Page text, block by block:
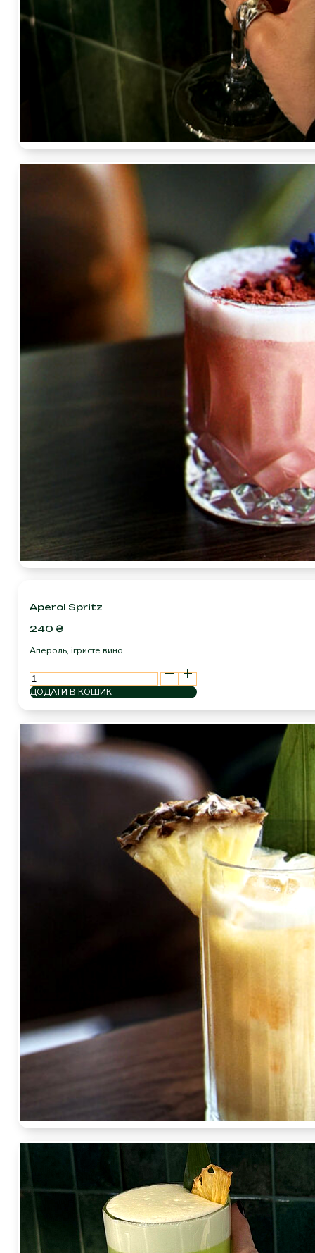
Aperol Spritz
240₴
Апероль, ігристе вино.
Aperol
Spritz
кількість
ДОДАТИ В КОШИК